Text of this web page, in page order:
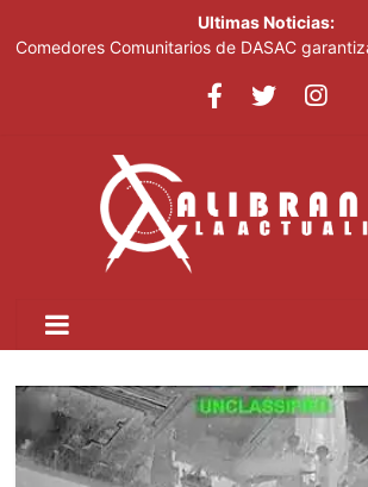
Ultimas Noticias:
Comedores Comunitarios de DASAC
Centroamericanos y del Caribe Santo
Senado de EE. UU. aprueba nuevo paquete
Italia dice que no acepta ultimátums y
del Schengen con España
Fransheska Matías gana dos plata en el